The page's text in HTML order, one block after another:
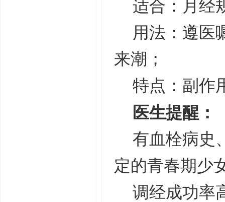
适合：月经
用法：遵医
来潮；
特点：副作
医生提醒：
有血栓病史
定的青春期少
调经成功率